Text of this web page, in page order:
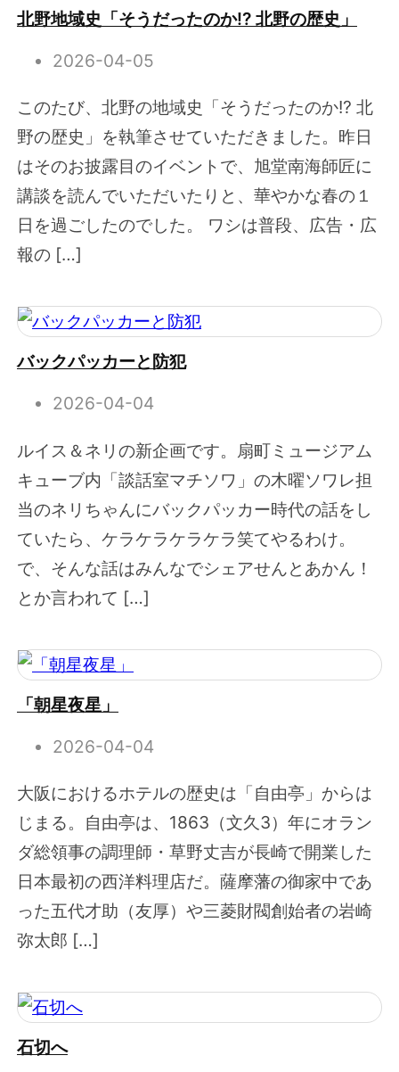
北野地域史「そうだったのか!? 北野の歴史」
2026-04-05
このたび、北野の地域史「そうだったのか!? 北
野の歴史」を執筆させていただきました。昨日
はそのお披露目のイベントで、旭堂南海師匠に
講談を読んでいただいたりと、華やかな春の１
日を過ごしたのでした。 ワシは普段、広告・広
報の […]
バックパッカーと防犯
2026-04-04
ルイス＆ネリの新企画です。扇町ミュージアム
キューブ内「談話室マチソワ」の木曜ソワレ担
当のネリちゃんにバックパッカー時代の話をし
ていたら、ケラケラケラケラ笑てやるわけ。
で、そんな話はみんなでシェアせんとあかん！
とか言われて […]
「朝星夜星」
2026-04-04
大阪におけるホテルの歴史は「自由亭」からは
じまる。自由亭は、1863（文久3）年にオラン
ダ総領事の調理師・草野丈吉が長崎で開業した
日本最初の西洋料理店だ。薩摩藩の御家中であ
った五代才助（友厚）や三菱財閥創始者の岩崎
弥太郎 […]
石切へ